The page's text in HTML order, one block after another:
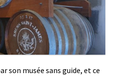
son musée sans guide, et ce